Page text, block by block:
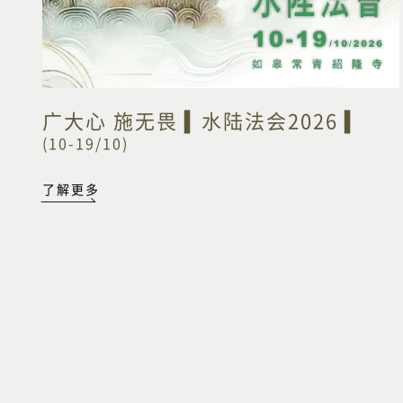
广大心 施无畏 ▍水陆法会2026 ▍
(10-19/10)
了解更多